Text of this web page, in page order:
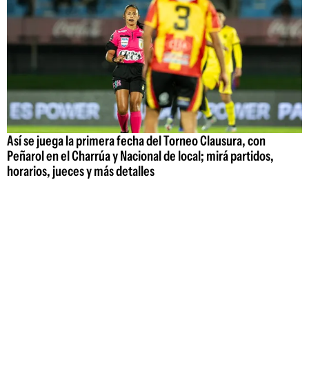
Así se juega la primera fecha del Torneo Clausura, con
Peñarol en el Charrúa y Nacional de local; mirá partidos,
horarios, jueces y más detalles